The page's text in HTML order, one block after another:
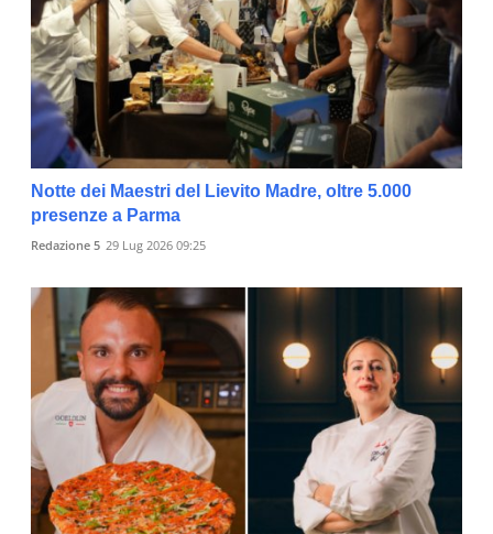
Notte dei Maestri del Lievito Madre, oltre 5.000
presenze a Parma
Redazione 5 29 Lug 2026 09:25